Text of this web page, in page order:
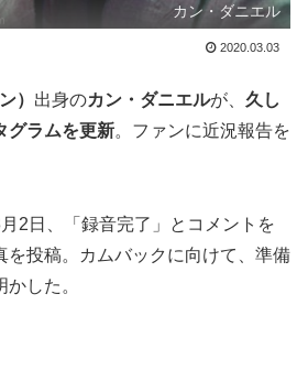
カン・ダニエル
2020.03.03
） 出身のカン・ダニエルが、 久し
グラムを更新。ファンに近況報告を
2日、「録音完了」とコメントを
を投稿。カムバックに向けて、準備
した。